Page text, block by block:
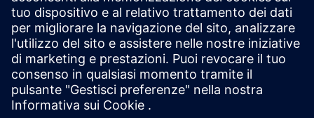
Compila il modulo di richiesta sottostante se hai bisogno di un
preventivo per un corso di formazione esclusivo in sede,
virtualmente o presso il nostro centro di formazione SITRAIN.
Questo tipo di richiesta è adatto a gruppi più numerosi (da 6
persone in su). Dopo aver fornito i tuoi dati di contatto e le tue
esigenze formative, riceverai un preventivo da parte nostra.
Richiedi un preventivo esclusivo